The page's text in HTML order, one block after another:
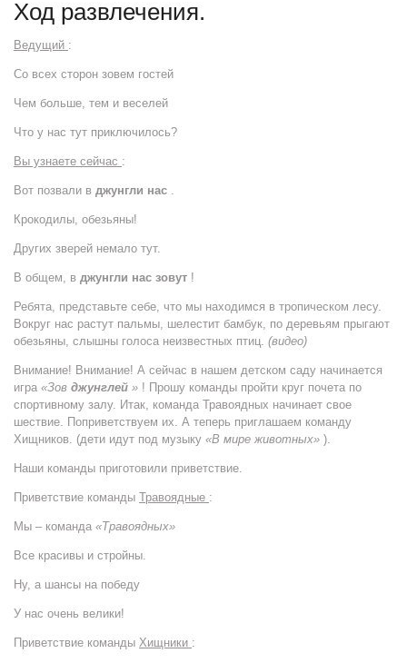
Ход развлечения.
Ведущий :
Со всех сторон зовем гостей
Чем больше, тем и веселей
Что у нас тут приключилось?
Вы узнаете сейчас :
Вот позвали в джунгли нас
Крокодилы, обезьяны!
Других зверей немало тут.
В общем, в джунгли нас зовут !
Ребята, представьте себе, что мы находимся в тропическом лесу.
Вокруг нас растут пальмы, шелестит бамбук, по деревьям прыгают
обезьяны, слышны голоса неизвестных птиц. (видео)
Внимание! Внимание! А сейчас в нашем детском саду начинается
игра «Зов джунглей » ! Прошу команды пройти круг почета по
спортивному залу. Итак, команда Травоядных начинает свое
шествие. Поприветствуем их. А теперь приглашаем команду
Хищников. (дети идут под музыку «В мире животных» ).
Наши команды приготовили приветствие.
Приветствие команды Травоядные :
Мы – команда «Травоядных»
Все красивы и стройны.
Ну, а шансы на победу
У нас очень велики!
Приветствие команды Хищники :